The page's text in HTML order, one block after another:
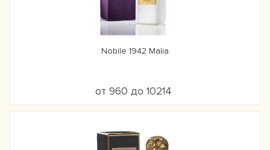
Nobile 1942 Malia
от 960 до 10214